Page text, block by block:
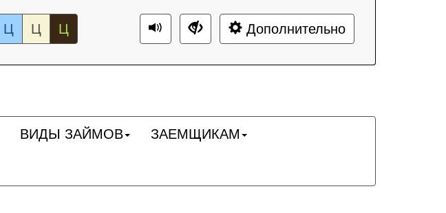
Ц Ц Ц Дополнительно
ВИДЫ ЗАЙМОВ ЗАЕМЩИКАМ